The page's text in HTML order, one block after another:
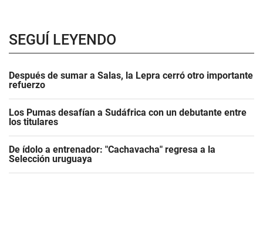
SEGUÍ LEYENDO
Después de sumar a Salas, la Lepra cerró otro importante
refuerzo
Los Pumas desafían a Sudáfrica con un debutante entre
los titulares
De ídolo a entrenador: "Cachavacha" regresa a la
Selección uruguaya